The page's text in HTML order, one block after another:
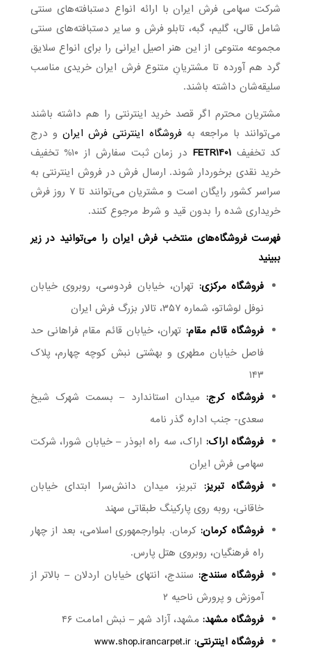
شرکت سهامی فرش ایران با ارائه انواع دستبافته‌های سنتی
شامل قالی، گلیم، گبه، تابلو فرش و سایر دستبافته‌های سنتی
مجموعه متنوعی از این هنر اصیل ایرانی را برای انواع سلایق
گرد هم آورده تا مشتریانِ متنوع فرش ایران خریدی مناسب
سلیقه‌شان داشته باشند.
مشتریان محترم اگر قصد خرید اینترنتی را هم داشته باشند
می‌توانند با مراجعه بهفروشگاه اینترنتی فرش ایرانو درج
کد تخفیفFETR1401
در زمان ثبت سفارش از ۱۰% تخفیف
خرید نقدی برخوردار شوند. ارسال فرش در فروش اینترنتی به
سراسر کشور رایگان است و مشتریان می‌توانند تا ۷ روز فرش
خریداری شده را بدون قید و شرط مرجوع کنند.
فهرست فروشگاه‌های منتخب فرش ایران را می‌توانید در زیر
ببینید
فروشگاه مرکزی: تهران، خیابان فردوسی، روبروی خیابان
نوفل لوشاتو، شماره ۳۵۷، تالار بزرگ فرش ایران
فروشگاه قائم مقام: تهران، خیابان قائم مقام فراهانی حد
فاصل خیابان مطهری و بهشتی نبش کوچه چهارم، پلاک
۱۴۳
فروشگاه کرج:میدان استاندارد – بسمت شهرک شیخ
سعدی- جنب اداره گذر نامه
فروشگاه اراک: اراک، سه راه ابوذر – خیابان شورا، شرکت
سهامی فرش ایران
فروشگاه تبریز: تبریز، میدان دانش‌سرا ابتدای خیابان
خاقانی، روبه روی پارکینگ طبقاتی سهند
فروشگاه کرمان:کرمان. بلوارجمهوری اسلامی، بعد از چهار
راه فرهنگیان، روبروی هتل پارس.
فروشگاه سنندج: سنندج، انتهای خیابان اردلان – بالاتر از
آموزش و پرورش ناحیه ۲
فروشگاه مشهد:مشهد، آزاد شهر – نبش امامت ۴۶
فروشگاه اینترنتی: www.shop.irancarpet.ir